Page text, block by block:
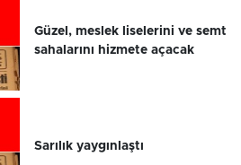
Güzel, meslek liselerini ve semt
sahalarını hizmete açacak
Sarılık yaygınlaştı